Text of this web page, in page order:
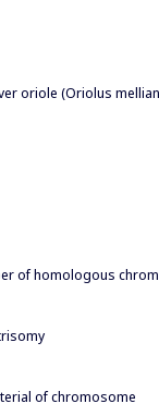
oriole (Oriolus
of homologous
of chromosome